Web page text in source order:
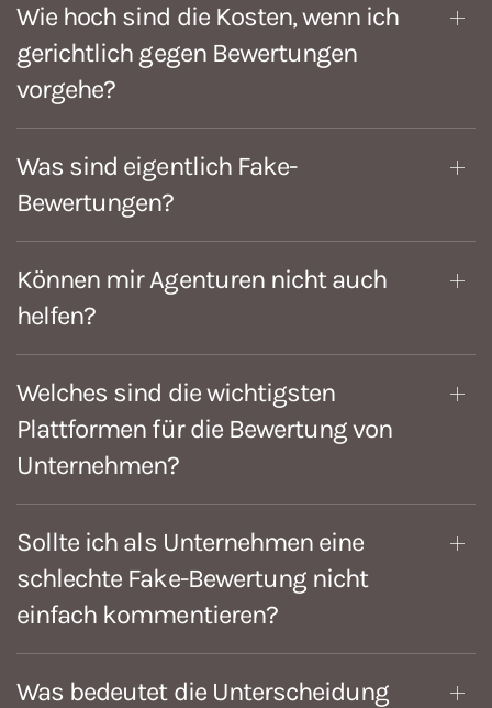
Wie hoch sind die Kosten, wenn ich
gerichtlich gegen Bewertungen
vorgehe?
Was sind eigentlich Fake-
Bewertungen?
Können mir Agenturen nicht auch
helfen?
Welches sind die wichtigsten
Plattformen für die Bewertung von
Unternehmen?
Sollte ich als Unternehmen eine
schlechte Fake-Bewertung nicht
einfach kommentieren?
Was bedeutet die Unterscheidung